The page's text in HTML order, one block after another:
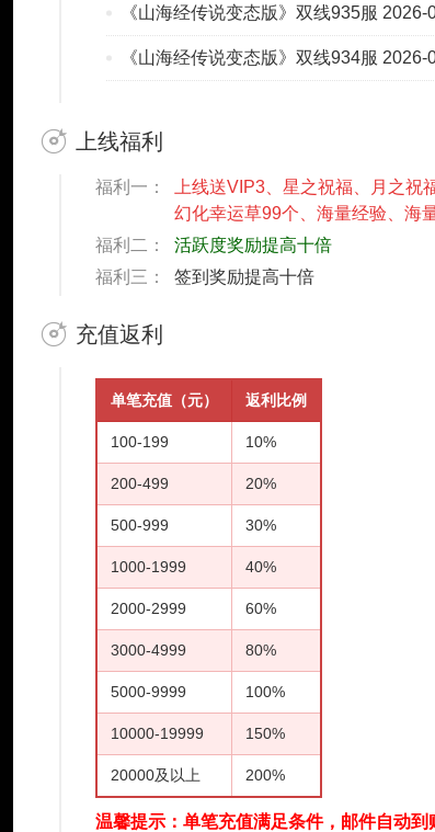
《山海经传说变态版》双线935服
《山海经传说变态版》双线934服
上线福利
福利一：
上线送VIP3、星之祝福、月之祝
幻化幸运草99个、海量经验、海
福利二：
活跃度奖励提高十倍
福利三：
签到奖励提高十倍
充值返利
单笔充值（元） 返利比例
100-199 10%
200-499 20%
500-999 30%
1000-1999 40%
2000-2999 60%
3000-4999 80%
5000-9999 100%
10000-19999 150%
20000及以上 200%
温馨提示：单笔充值满足条件，邮件自动到